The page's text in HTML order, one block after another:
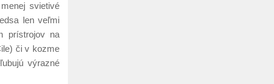
svietivé
len veľmi
prístrojov na
či v kozme
výrazné